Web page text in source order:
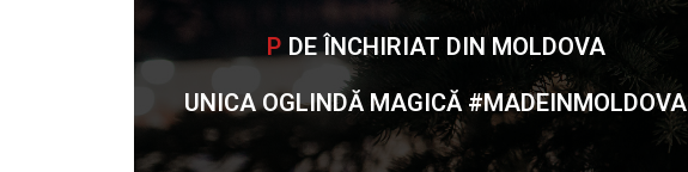
PRIMA DE ÎNCHIRIAT DIN MOLDOVA
UNICA OGLINDĂ MAGICĂ #MADEINMOLDOVA